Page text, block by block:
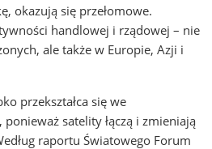
okazują się przełomowe.
handlowej i rządowej – nie
ale także w Europie, Azji i
przekształca się we
satelity łączą i zmieniają
raportu Światowego Forum